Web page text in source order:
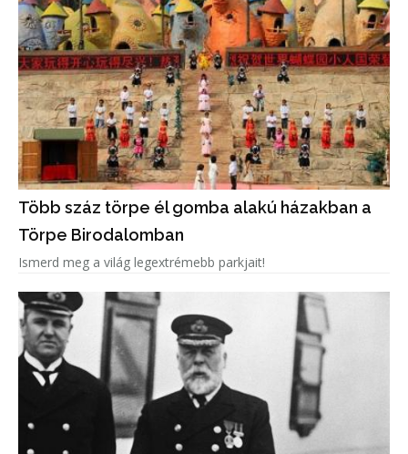
Több száz törpe él gomba alakú házakban a
Törpe Birodalomban
Ismerd meg a világ legextrémebb parkjait!